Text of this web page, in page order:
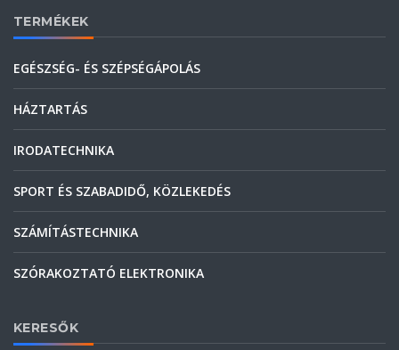
TERMÉKEK
EGÉSZSÉG- ÉS SZÉPSÉGÁPOLÁS
HÁZTARTÁS
IRODATECHNIKA
SPORT ÉS SZABADIDŐ, KÖZLEKEDÉS
SZÁMÍTÁSTECHNIKA
SZÓRAKOZTATÓ ELEKTRONIKA
KERESŐK